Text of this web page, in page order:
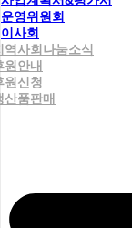
운영위원회
이사회
역사회나눔소식
원안내
원신청
산품판매